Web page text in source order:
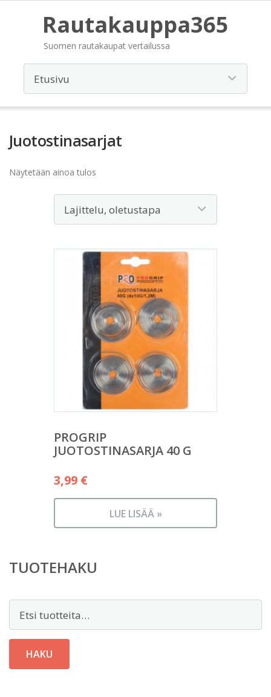
Rautakauppa365
Suomen rautakaupat vertailussa
Juotostinasarjat
Näytetään ainoa tulos
PROGRIP
JUOTOSTINASARJA 40 G
3,99 €
LUE LISÄÄ »
TUOTEHAKU
HAKU